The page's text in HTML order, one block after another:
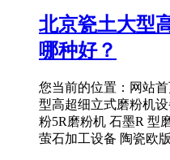
北京瓷土大型
哪种好？
您当前的位置：网站
型高超细立式磨粉机
粉5R磨粉机 石墨R 型
萤石加工设备 陶瓷欧